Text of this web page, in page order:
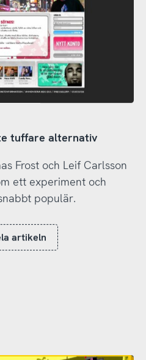
tuffare alternativ
Frost och Leif Carlsson
ett experiment och
populär.
artikeln